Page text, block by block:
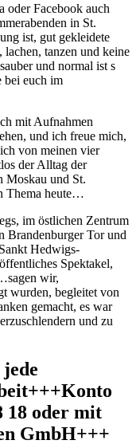
oder Facebook auch
in St.
ist, gut gekleidete
tanzen und keine
und normal ist s
bei euch im
mit Aufnahmen
und ich freue mich,
von meinen vier
der Alltag der
Moskau und St.
Thema heute…
im östlichen Zentrum
Brandenburger Tor und
Hedwigs-
Spektakel,
wir,
wurden, begleitet von
gemacht, es war
und zu
18 oder mit
GmbH+++